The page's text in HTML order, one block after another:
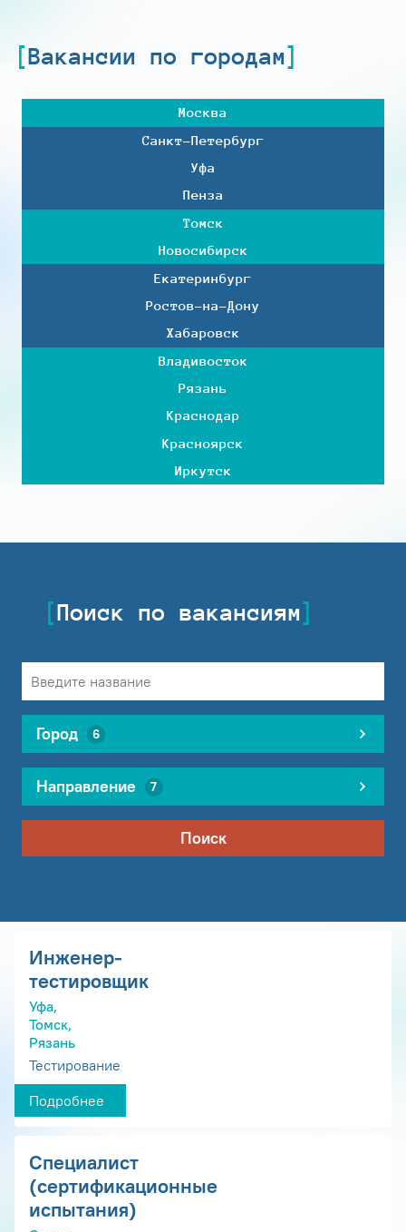
Вакансии по городам
Москва
Санкт-Петербург
Уфа
Пенза
Томск
Новосибирск
Екатеринбург
Ростов-на-Дону
Хабаровск
Владивосток
Рязань
Краснодар
Красноярск
Иркутск
Поиск по вакансиям
Город 6
Направление 7
Поиск
Инженер-
тестировщик
Уфа,
Томск,
Рязань
Тестирование
Подробнее
Специалист
(сертификационные
испытания)